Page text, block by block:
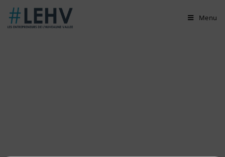
Skip
content
Menu